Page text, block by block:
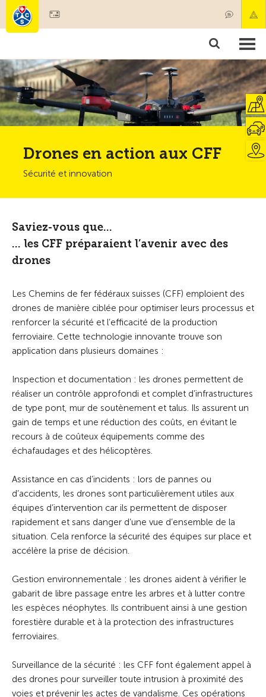
Membres & prestations
Tests, sécurité & santé
Drones en action aux CFF
Sécurité et innovation
Saviez-vous que…
… les CFF préparaient l’avenir avec des
drones
Les Chemins de fer fédéraux suisses (CFF) emploient des
drones de manière ciblée pour optimiser leurs processus et
renforcer la sécurité et l’efficacité de la production
ferroviaire. Cette technologie innovante trouve son
application dans plusieurs domaines :
Inspection et documentation : les drones permettent de
réaliser un contrôle approfondi et complet d’infrastructures
de type pont, mur de soutènement et talus. Ils assurent un
gain de temps et une réduction des coûts, en évitant le
recours à de coûteux équipements comme des
échafaudages et des hélicoptères.
Assistance en cas d’incidents : lors de pannes ou
d’accidents, les drones sont particulièrement utiles aux
équipes d’intervention car ils permettent de disposer
rapidement et sans danger d’une vue d’ensemble de la
situation. Cela renforce la sécurité des équipes sur place et
accélère la prise de décision.
Gestion environnementale : les drones aident à vérifier le
gabarit de libre passage entre les arbres et à lutter contre
les espèces néophytes. Ils contribuent ainsi à une gestion
forestière durable et à la protection des infrastructures
ferroviaires.
Surveillance de la sécurité : les CFF font également appel à
des drones pour surveiller toute intrusion à proximité des
voies et prévenir les actes de vandalisme. Ces opérations